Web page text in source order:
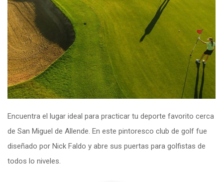
Encuentra el lugar ideal para practicar tu deporte favorito cerca
de San Miguel de Allende. En este pintoresco club de golf fue
diseñado por Nick Faldo y abre sus puertas para golfistas de
todos lo niveles.